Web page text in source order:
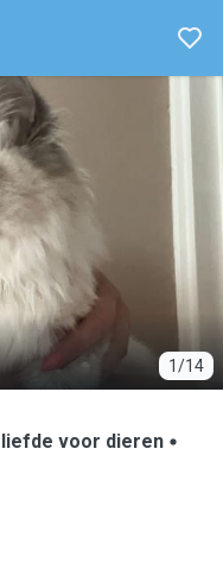
1/14
voor dieren